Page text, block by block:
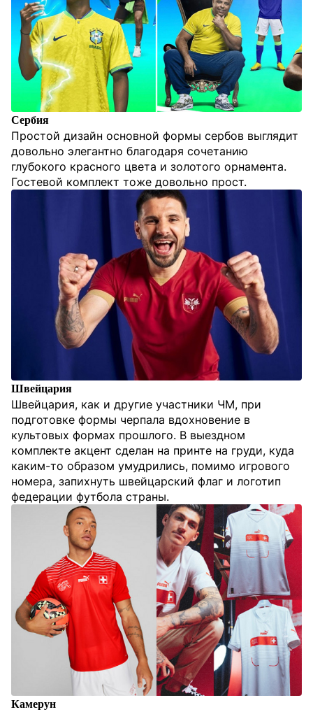
Сербия
Простой дизайн основной формы сербов выглядит
довольно элегантно благодаря сочетанию
глубокого красного цвета и золотого орнамента.
Гостевой комплект тоже довольно прост.
Швейцария
Швейцария, как и другие участники ЧМ, при
подготовке формы черпала вдохновение в
культовых формах прошлого. В выездном
комплекте акцент сделан на принте на груди, куда
каким-то образом умудрились, помимо игрового
номера, запихнуть швейцарский флаг и логотип
федерации футбола страны.
Камерун